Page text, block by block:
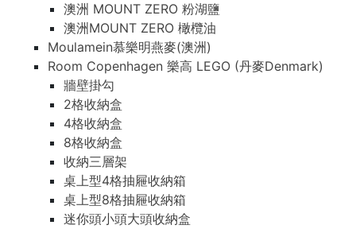
澳洲 MOUNT ZERO 粉湖鹽
澳洲MOUNT ZERO 橄欖油
Moulamein慕樂明燕麥(澳洲)
Room Copenhagen 樂高 LEGO (丹麥Denmark)
牆壁掛勾
2格收納盒
4格收納盒
8格收納盒
收納三層架
桌上型4格抽屜收納箱
桌上型8格抽屜收納箱
迷你頭小頭大頭收納盒